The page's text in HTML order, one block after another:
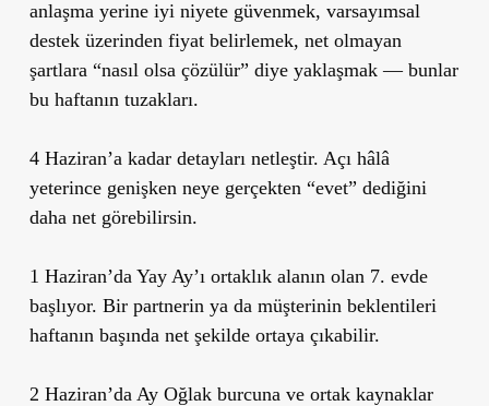
anlaşma yerine iyi niyete güvenmek, varsayımsal
destek üzerinden fiyat belirlemek, net olmayan
şartlara “nasıl olsa çözülür” diye yaklaşmak — bunlar
bu haftanın tuzakları.
4 Haziran’a kadar detayları netleştir. Açı hâlâ
yeterince genişken neye gerçekten “evet” dediğini
daha net görebilirsin.
1 Haziran’da Yay Ay’ı ortaklık alanın olan 7. evde
başlıyor. Bir partnerin ya da müşterinin beklentileri
haftanın başında net şekilde ortaya çıkabilir.
2 Haziran’da Ay Oğlak burcuna ve ortak kaynaklar